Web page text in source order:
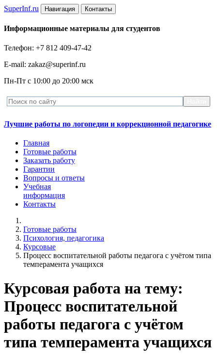
SuperInf.ru Навигация Контакты
Информационные материалы для студентов
Телефон: +7 812 409-47-42
E-mail: zakaz@superinf.ru
Пн-Пт с 10:00 до 20:00 мск
Лучшие работы по логопедии и коррекционной педагогике
Главная
Готовые работы
Заказать работу
Гарантии
Вопросы и ответы
Учебная
информация
Контакты
Готовые работы
Психология, педагогика
Курсовые
Процесс воспитательной работы педагога с учётом типа
темперамента учащихся
Курсовая работа на тему:
Процесс воспитательной
работы педагога с учётом
типа темперамента учащихся